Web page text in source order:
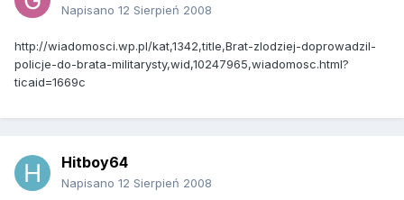
Napisano 12 Sierpień 2008
http://wiadomosci.wp.pl/kat,1342,title,Brat-zlodziej-doprowadzil-
policje-do-brata-militarysty,wid,10247965,wiadomosc.html?
ticaid=1669c
Hitboy64
Napisano 12 Sierpień 2008